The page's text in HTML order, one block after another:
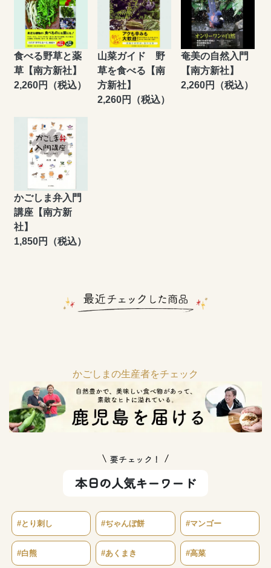
食べる野草と薬
草【南方新社】
2,260円（税込）
山菜ガイド 野
草を食べる【南
方新社】
2,260円（税込）
奄美の自然入門
【南方新社】
2,260円（税込）
かごしま弁入門
講座【南方新
社】
1,850円（税込）
かごしまの生産者をチェック
要チェック！
本日の人気キーワード
#とり刺し #ぢゃんぼ餅 #マンゴー
#白熊 #あくまき #高菜